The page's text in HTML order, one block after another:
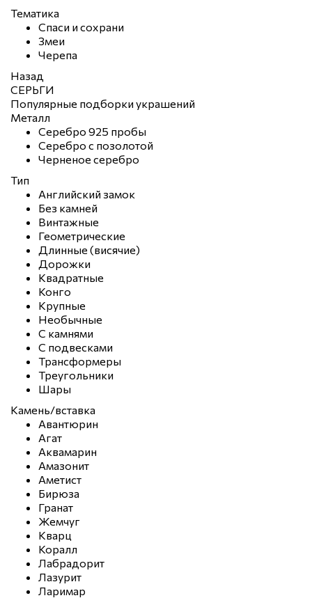
Тематика
Спаси и сохрани
Змеи
Черепа
Назад
СЕРЬГИ
Популярные подборки украшений
Металл
Серебро 925 пробы
Серебро с позолотой
Черненое серебро
Тип
Английский замок
Без камней
Винтажные
Геометрические
Длинные (висячие)
Дорожки
Квадратные
Конго
Крупные
Необычные
С камнями
С подвесками
Трансформеры
Треугольники
Шары
Камень/вставка
Авантюрин
Агат
Аквамарин
Амазонит
Аметист
Бирюза
Гранат
Жемчуг
Кварц
Коралл
Лабрадорит
Лазурит
Ларимар